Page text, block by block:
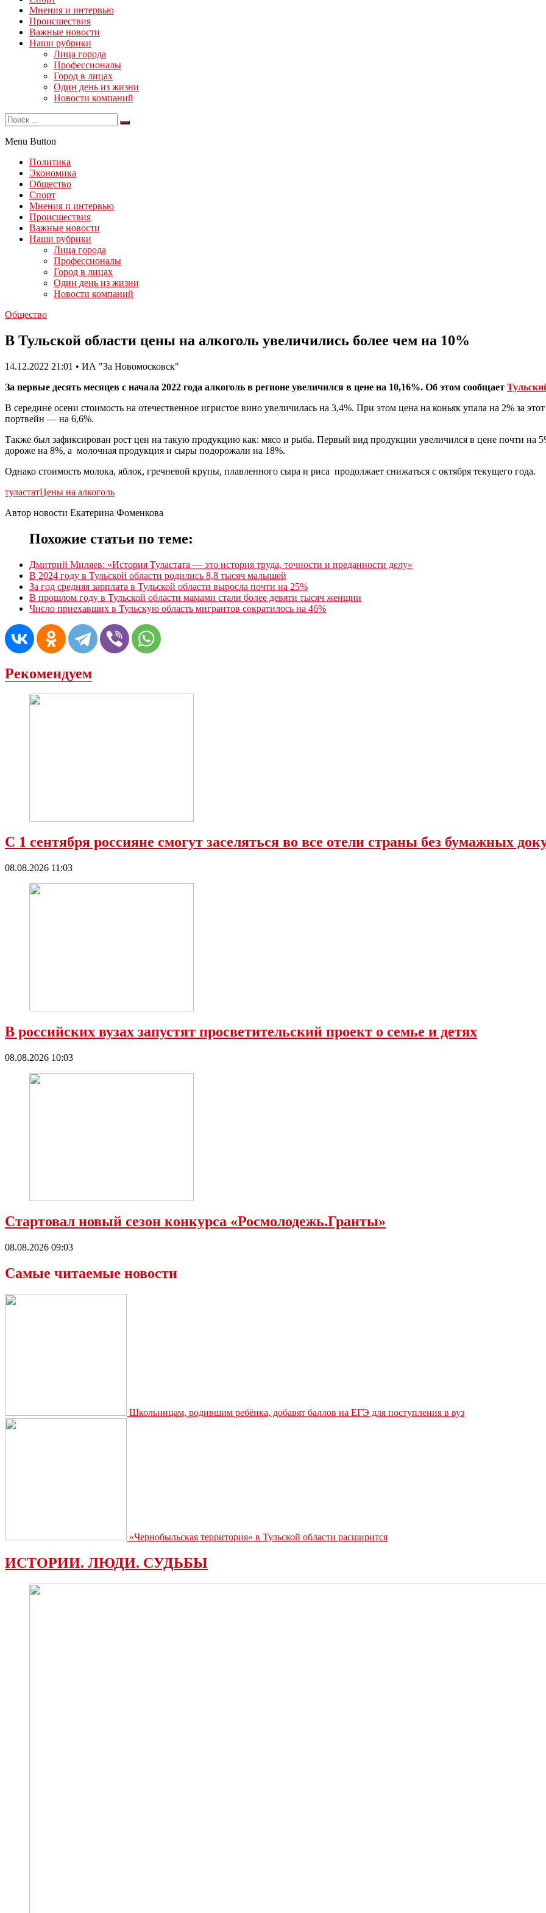
Мнения и интервью
Происшествия
Важные новости
Наши рубрики
Лица города
Профессионалы
Город в лицах
Один день из жизни
Новости компаний
Menu Button
Политика
Экономика
Общество
Спорт
Мнения и интервью
Происшествия
Важные новости
Наши рубрики
Лица города
Профессионалы
Город в лицах
Один день из жизни
Новости компаний
Общество
В Тульской области цены на алкоголь увеличились более чем на 10%
14.12.2022 21:01 • ИА "За Новомосковск"
За первые десять месяцев с начала 2022 года алкоголь в регионе увеличился в цене на 10,16%. Об этом сообщает
В середине осени стоимость на отечественное игристое вино увеличилась на 3,4%. При этом цена на коньяк упала на 2% за
портвейн — на 6,6%.
Также был зафиксирован рост цен на такую продукцию как: мясо и рыба. Первый вид продукции увеличился в цене почти на
дороже на 8%, а молочная продукция и сыры подорожали на 18%.
Однако стоимость молока, яблок, гречневой крупы, плавленного сыра и риса продолжает снижаться с октября текущего года.
туластатЦены на алкоголь
Автор новости Екатерина Фоменкова
Похожие статьи по теме:
Дмитрий Миляев: «История Туластата — это история труда, точности и преданности делу»
В 2024 году в Тульской области родились 8,8 тысяч малышей
За год средняя зарплата в Тульской области выросла почти на 25%
В прошлом году в Тульской области мамами стали более девяти тысяч женщин
Число приехавших в Тульскую область мигрантов сократилось на 46%
Рекомендуем
С 1 сентября россияне смогут заселяться во все отели страны без бумажных
08.08.2026 11:03
В российских вузах запустят просветительский проект о семье и детях
08.08.2026 10:03
Стартовал новый сезон конкурса «Росмолодежь.Гранты»
08.08.2026 09:03
Самые читаемые новости
Школьницам, родившим ребёнка, добавят баллов на ЕГЭ для поступления в вуз
«Чернобыльская территория» в Тульской области расширится
ИСТОРИИ. ЛЮДИ. СУДЬБЫ